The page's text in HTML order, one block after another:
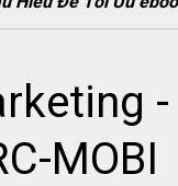
MOBI